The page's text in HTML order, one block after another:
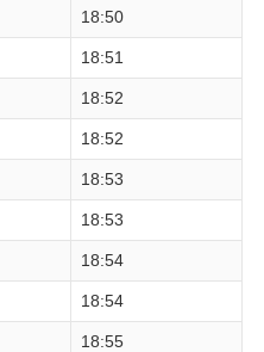
18:50
18:51
18:52
18:52
18:53
18:53
18:54
18:54
18:55